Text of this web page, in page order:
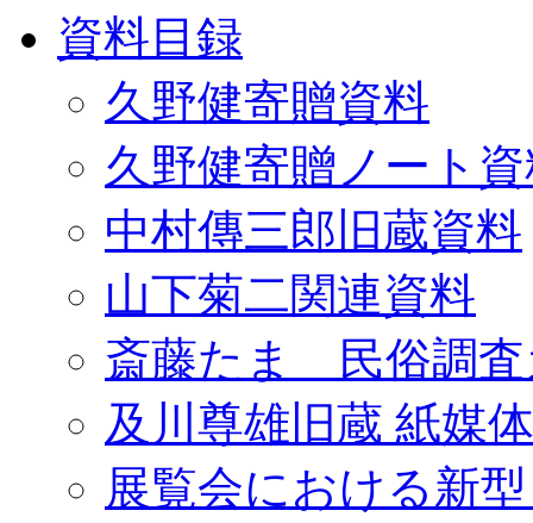
資料目録
久野健寄贈資料
久野健寄贈ノート
中村傳三郎旧蔵資料
山下菊二関連資料
斎藤たま 民俗調査
及川尊雄旧蔵 紙媒
展覧会における新